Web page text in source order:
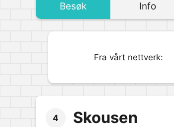
Besøk Info
Fra vårt nettverk:
4 Skousen